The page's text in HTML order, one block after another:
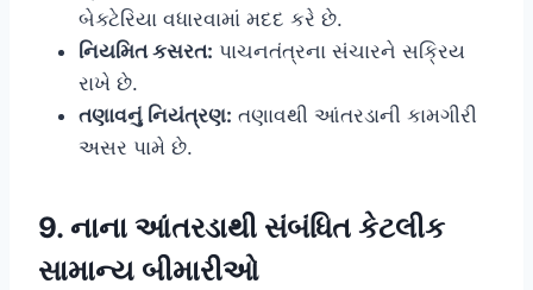
બેક્ટેરિયા વધારવામાં મદદ કરે છે.
નિયમિત કસરત: પાચનતંત્રના સંચારને સક્રિય
રાખે છે.
તણાવનું નિયંત્રણ: તણાવથી આંતરડાની કામગીરી
અસર પામે છે.
9. નાના આંતરડાથી સંબંધિત કેટલીક
સામાન્ય બીમારીઓ